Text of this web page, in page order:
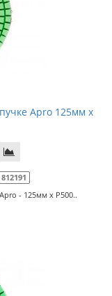
Apro 125мм x
812191
- 125мм x P500..